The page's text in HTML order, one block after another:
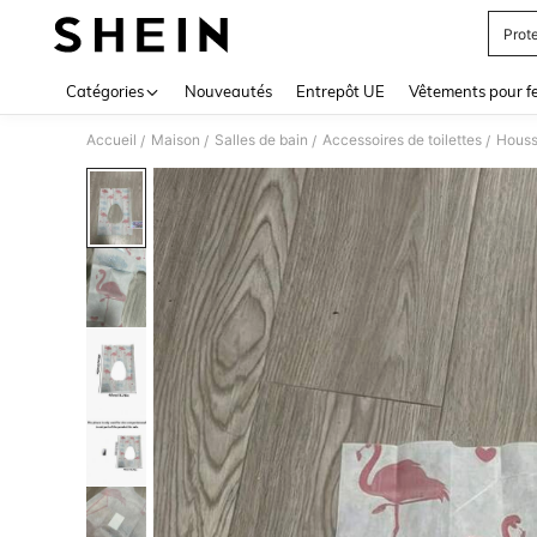
Catégories Nouveautés Entrepôt UE Vêtements pour
Accueil / Maison / Salles de bain / Accessoires de toilettes /